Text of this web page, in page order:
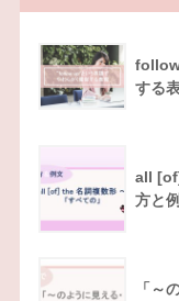
follow
する
all
方と
「～